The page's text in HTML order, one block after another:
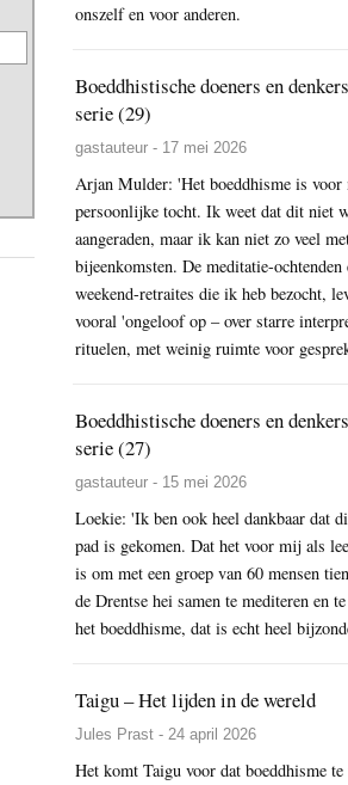
onszelf en voor anderen.
Boeddhistische doeners en
serie (29)
gastauteur - 17 mei 2026
Arjan Mulder: 'Het boeddhisme is voor
persoonlijke tocht. Ik weet dat dit niet
aangeraden, maar ik kan niet zo veel
bijeenkomsten. De meditatie-ochtenden
weekend-retraites die ik heb bezocht,
vooral 'ongeloof op – over starre
rituelen, met weinig ruimte voor
Boeddhistische doeners en
serie (27)
gastauteur - 15 mei 2026
Loekie: 'Ik ben ook heel dankbaar dat
pad is gekomen. Dat het voor mij als
is om met een groep van 60 mensen
de Drentse hei samen te mediteren en
het boeddhisme, dat is echt heel
Taigu – Het lijden in de wereld
Jules Prast - 24 april 2026
Het komt Taigu voor dat boeddhisme te